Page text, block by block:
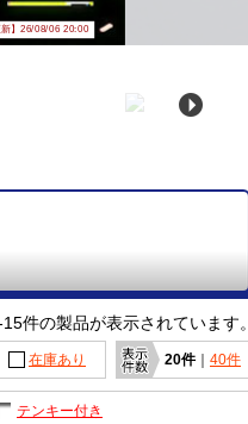
新】26/08/06 20:00
件の製品が表示されています。
在庫あり 20件｜ 40件
テンキー付き